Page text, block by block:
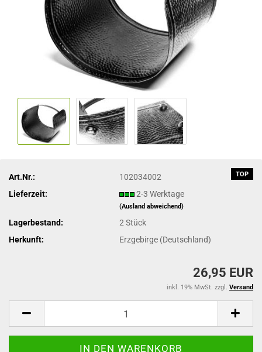
TOP
Art.Nr.:
102034002
Lieferzeit:
2-3 Werktage
(Ausland abweichend)
Lagerbestand: 2Stück
Herkunft:
Erzgebirge (Deutschland)
26,95 EUR
inkl. 19% MwSt. zzgl. Versand